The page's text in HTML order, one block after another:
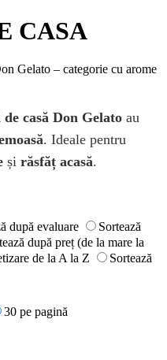
CASA
casă Don Gelatoau
. Ideale pentru
și răsfăț acasă.
după evaluare
Sortează
după preț (de la mare la
de la A la Z
Sortează
30 pe pagină